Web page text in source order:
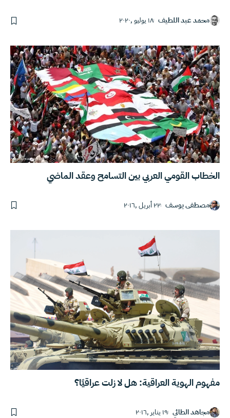
محمد عبد اللطيف ١٨ يوليو ,٢٠٢٠
الخطاب القومي العربي بين التسامح وعقد الماضي
مصطفى يوسف ٢٢ أبريل ,٢٠١٦
مفهوم الهوية العراقية: هل لا زلت عراقيًا؟
مجاهد الطائي ١٩ يناير ,٢٠١٦